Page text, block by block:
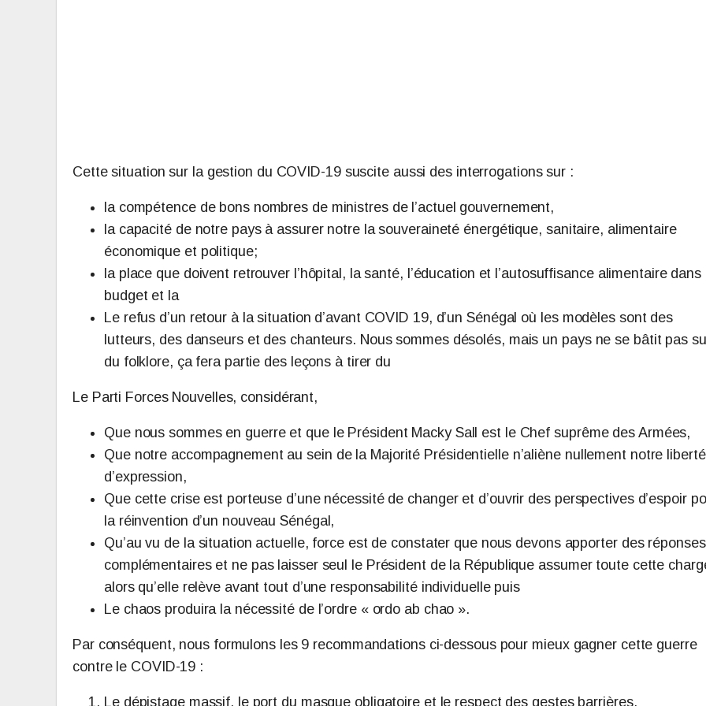
Cette situation sur la gestion du COVID-19 suscite aussi des interrogations sur :
la compétence de bons nombres de ministres de l’actuel gouvernement,
la capacité de notre pays à assurer notre la souveraineté énergétique, sanitaire, alimentaire
économique et politique;
la place que doivent retrouver l’hôpital, la santé, l’éducation et l’autosuffisance alimentaire dans
budget et la
Le refus d’un retour à la situation d’avant COVID 19, d’un Sénégal où les modèles sont des
lutteurs, des danseurs et des chanteurs. Nous sommes désolés, mais un pays ne se bâtit pas
du folklore, ça fera partie des leçons à tirer du
Le Parti Forces Nouvelles, considérant,
Que nous sommes en guerre et que le Président Macky Sall est le Chef suprême des Armées,
Que notre accompagnement au sein de la Majorité Présidentielle n’aliène nullement notre liberté
d’expression,
Que cette crise est porteuse d’une nécessité de changer et d’ouvrir des perspectives d’espoir
la réinvention d’un nouveau Sénégal,
Qu’au vu de la situation actuelle, force est de constater que nous devons apporter des réponses
complémentaires et ne pas laisser seul le Président de la République assumer toute cette
alors qu’elle relève avant tout d’une responsabilité individuelle puis
Le chaos produira la nécessité de l’ordre « ordo ab chao ».
Par conséquent, nous formulons les 9 recommandations ci-dessous pour mieux gagner cette guerre
contre le COVID-19 :
Le dépistage massif, le port du masque obligatoire et le respect des gestes barrières.